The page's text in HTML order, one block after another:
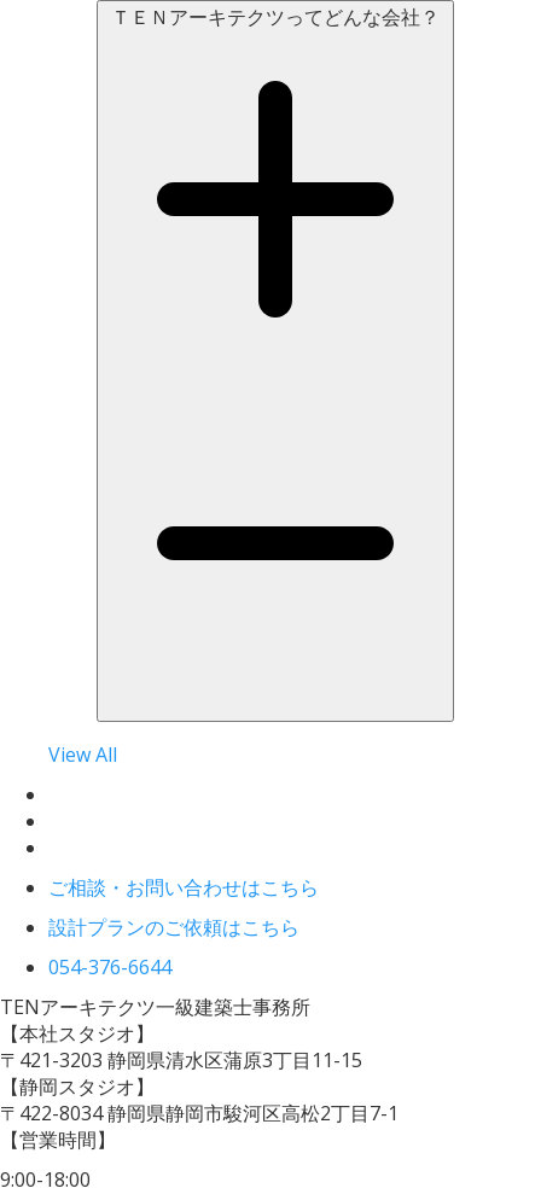
ＴＥＮアーキテクツってどんな会社？
View All
ご相談・お問い合わせはこちら
設計プランのご依頼はこちら
054-376-6644
TENアーキテクツ一級建築士事務所
【本社スタジオ】
〒421-3203 静岡県清水区蒲原3丁目11-15
【静岡スタジオ】
〒422-8034静岡県静岡市駿河区高松2丁目7-1
【営業時間】
9:00-18:00